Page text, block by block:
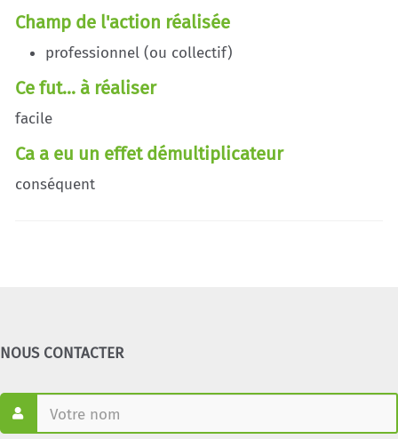
Champ de l'action réalisée
professionnel (ou collectif)
Ce fut... à réaliser
facile
Ca a eu un effet démultiplicateur
conséquent
NOUS CONTACTER